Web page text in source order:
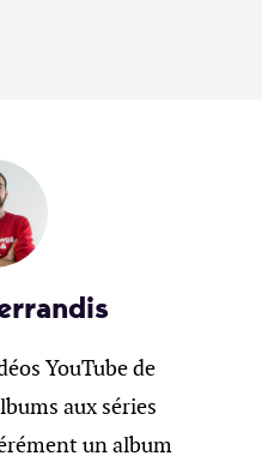
YouTube de
aux séries
un album